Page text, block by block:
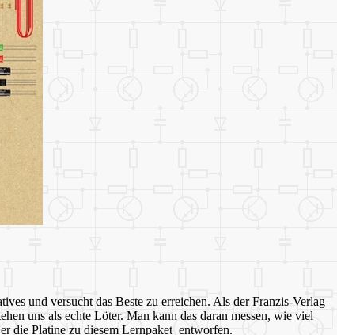
und versucht das Beste zu erreichen. Als der Franzis-Verlag
uns als echte Löter. Man kann das daran messen, wie viel
die Platine zu diesem Lernpaket entworfen.